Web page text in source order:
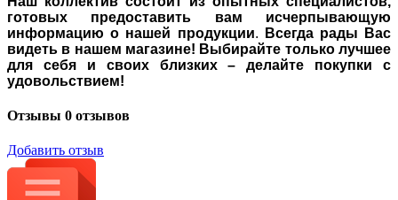
готовых предоставить вам исчерпывающую
информацию о нашей продукции.
Всегда рады Вас
видеть в нашем магазине! Выбирайте только лучшее
для себя и своих близких – делайте покупки с
удовольствием!
Отзывы 0 отзывов
Добавить отзыв